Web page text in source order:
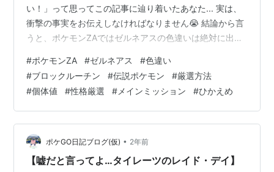
い！」って思ってこの記事に辿り着いたあなた... 実は、
衝撃の事実をお伝えしなければなりません😭 結論から言
うと、ポケモンZAではゼルネアスの色違いは絶対に出ま
の？」って思いますよね。 私も最初は信じられませんで
した💦 でも大丈夫です！ この記事では、なぜゼルネアス
の色違いが出ないのか、その理由を徹底解説します✨ さ
らに！ 通常色のゼルネアスを最高個体で厳選する方法
や、おすすめの性格・技構成、そして将来的に色違いを
手に入れる可能性まで、全…
#ポケモンZA #ゼルネアス #色違い
#ブロックルーチン #伝説ポケモン #厳選方法
#個体値 #性格厳選 # メインミッション #ひかえめ
ポケGO日記ブログ(仮) • 2年前
【嘘だと言ってよ…タイレーツのレイド・デイ】